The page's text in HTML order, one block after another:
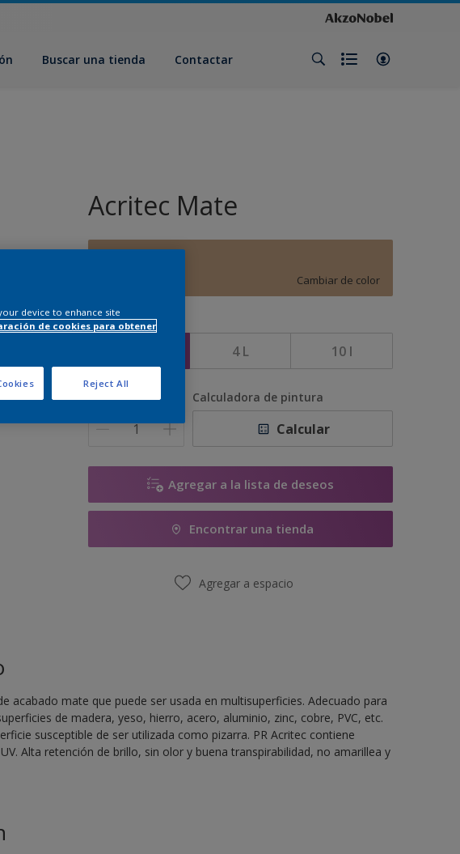
Buscar una tienda Contactar
Acritec Mate
Cambiar de color
Tamaño
4 L 10 l
Cantidad Calculadora de pintura
Calcular
Agregar a la lista de deseos
Encontrar una tienda
Agregar a espacio
acabado mate que puede ser usada en multisuperficies. Adecuado para
de madera, yeso, hierro, acero, aluminio, zinc, cobre, PVC, etc.
susceptible de ser utilizada como pizarra. PR Acritec contiene
Alta retención de brillo, sin olor y buena transpirabilidad, no amarillea y
device to enhance site
de cookies para obtener
Reject All